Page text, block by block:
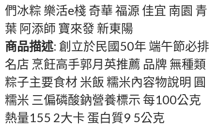
們冰粽 樂活e棧 奇華 福源 佳宜 南園 青
葉 阿添師 寶來發 新東陽
商品描述: 創立於民國50年 端午節必排
名店 烹飪高手郭月英推薦 品牌 無種類
粽子主要食材 米飯 糯米內容物說明 圓
糯米 三偏磷酸鈉營養標示 每100公克
熱量155 2大卡 蛋白質9 5公克